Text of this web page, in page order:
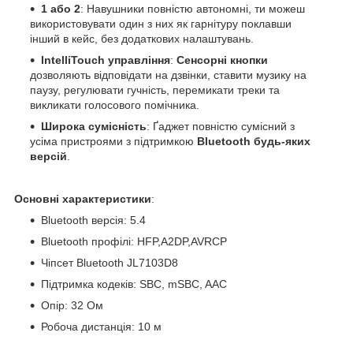
1 або 2: Навушники повністю автономні, ти можеш
використовувати один з них як гарнітуру поклавши
інший в кейс, без додаткових налаштувань.
IntelliTouch управління: Сенсорні кнопки
дозволяють відповідати на дзвінки, ставити музику на
паузу, регулювати гучність, перемикати треки та
викликати голосового помічника.
Широка сумісність: Ґаджет повністю сумісний з
усіма пристроями з підтримкою Bluetooth будь-яких
версій
Основні характеристики:
Bluetooth версія: 5.4
Bluetooth профілі: HFP,A2DP,AVRCP
Чіпсет Bluetooth JL7103D8
Підтримка кодеків: SBC, mSBC, AAC
Опір: 32 Ом
Робоча дистанція: 10 м